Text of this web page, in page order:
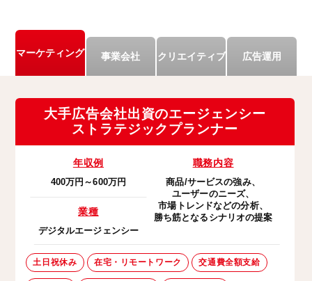
マーケティング 事業会社 クリエイティブ 広告運用
大手広告会社出資のエージェンシー
ストラテジックプランナー
年収例
400万円～600万円
業種
デジタルエージェンシー
職務内容
商品/サービスの強み、
ユーザーのニーズ、
市場トレンドなどの分析、
勝ち筋となるシナリオの提案
土日祝休み 在宅・リモートワーク 交通費全額支給